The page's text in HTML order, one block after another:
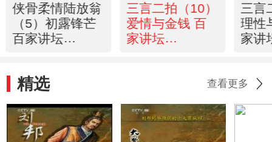
侠骨柔情陆放翁
（5）初露锋芒
百家讲坛
三言二拍（10）
爱情与金钱 百
家讲坛
三言
理性
家讲
精选 查看更多